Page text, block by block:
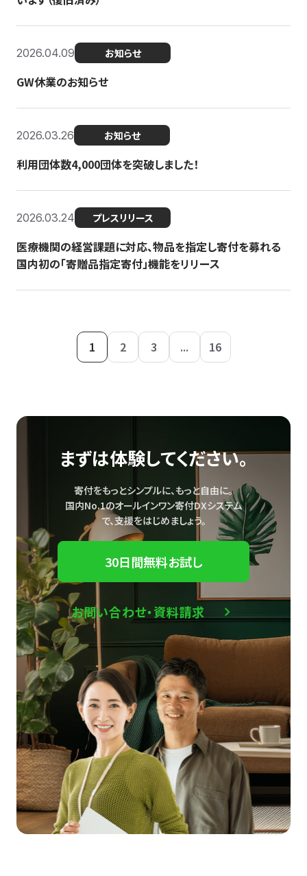
2026.04.09 お知らせ
GW休業のお知らせ
2026.03.26 お知らせ
利用団体数4,000団体を突破しました！
2026.03.24 プレスリリース
医療機関の経営課題に対応、物品を指定し寄付を募れる
国内初の「寄贈品指定寄付」機能をリリース
1 2 3 ... 16
まずは体験してください。
寄付をもっとシンプルに、もっと自由に。
国内No.1のオールインワン寄付DXシステム
で、支援をはじめましょう。
30日間無料お試し
お問い合わせ・資料請求